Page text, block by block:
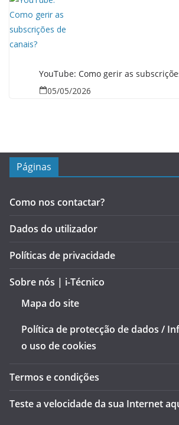
YouTube: Como gerir as
05/05/2026
Páginas
Como nos contactar?
Dados do utilizador
Políticas de privacidade
Sobre nós | i-Técnico
Mapa do site
Política de protecção de dados /
o uso de cookies
Termos e condições
Teste a velocidade da sua Internet